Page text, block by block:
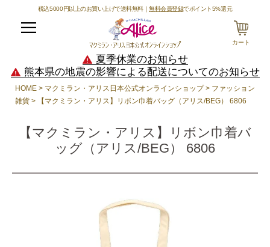
税込5000円以上のお買い上げで送料無料｜無料会員登録でポイント5%還元
カート
夏季休業のお知らせ
熊本県の地震の影響による配送についてのお知らせ
HOME マクミラン・アリス日本公式オンラインショップ
ファッション
雑貨
【マクミラン・アリス】リボン巾着バッグ（アリス/BEG） 6806
【マクミラン・アリス】リボン巾着バ
ッグ（アリス/BEG） 6806